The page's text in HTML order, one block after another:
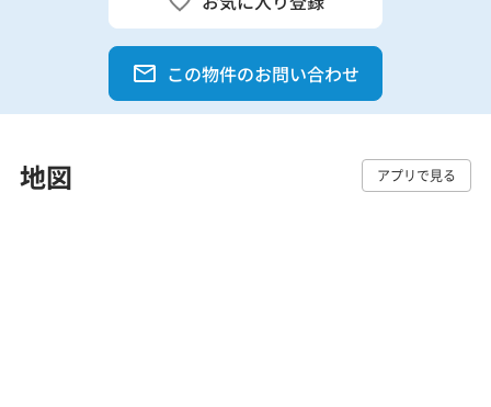
この物件のお問い合わせ
地図 アプリで見る